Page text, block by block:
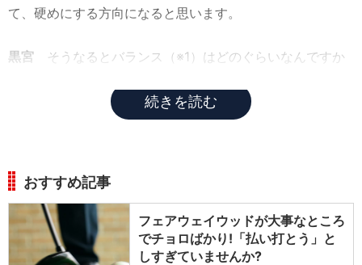
て、硬めにする方向になると思います。
黒宮 そうなるとバランス（※1）はどのぐらいなんですか
続きを読む
おすすめ記事
フェアウェイウッドが大事なところ
でチョロばかり!「払い打とう」と
しすぎていませんか?